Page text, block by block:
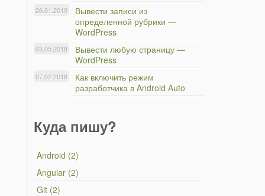
Вывести записи из
определенной рубрики —
WordPress
26.01.2019
Вывести любую страницу —
WordPress
03.05.2018
Как включить режим
разработчика в Android Auto
07.02.2018
Куда пишу?
Android (2)
Angular (2)
Git (2)